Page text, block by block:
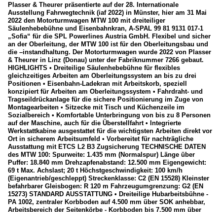
Plasser & Theurer präsentierte auf der 28. Internationale
Ausstellung Fahrwegtechnik (iaf 2022) in Münster, hier am 31 Mai
2022 den Motorturmwagen MTW 100 mit dreiteiliger
Säulenhebebühne und Eisenbahnkran, A-SPAL 99 81 9131 017-1
„Sofia“ für die SPL Powerlines Austria GmbH. Flexibel und sicher
an der Oberleitung, der MTW 100 ist für den Oberleitungsbau und
die –instandhaltung. Der Motorturmwagen wurde 2022 von Plasser
& Theurer in Linz (Donau) unter der Fabriknummer 7266 gebaut.
HIGHLIGHTS • Dreiteilige Säulenhebebühne für flexibles
gleichzeitiges Arbeiten am Oberleitungssystem an bis zu drei
Positionen • Eisenbahn-Ladekran mit Arbeitskorb, speziell
konzipiert für Arbeiten am Oberleitungssystem • Fahrdraht- und
Tragseildrückanlage für die sichere Positionierung im Zuge von
Montagearbeiten • Sitzecke mit Tisch und Küchenzeile im
Sozialbereich • Komfortable Unterbringung von bis zu 8 Personen
auf der Maschine, auch für die Überstellfahrt • Integrierte
Werkstattkabine ausgestattet für die wichtigsten Arbeiten direkt vor
Ort in sicherem Arbeitsumfeld • Vorbereitet für nachträgliche
Ausstattung mit ETCS L2 B3 Zugsicherung TECHNISCHE DATEN
des MTW 100: Spurweite: 1.435 mm (Normalspur) Länge über
Puffer: 18.840 mm Drehzapfenabstand: 12.500 mm Eigengewicht:
69 t Max. Achslast; 20 t Höchstgeschwindigkeit: 100 km/h
(Eigenantrieb/geschleppt) Streckenklasse: C2 (EN 15528) Kleinster
befahrbarer Gleisbogen: R 120 m Fahrzeugumgrenzung: G2 (EN
15273) STANDARD AUSSTATTUNG • Dreiteilige Hubarbeitsbühne -
PA 1002, zentraler Korbboden auf 4.500 mm über SOK anhebbar,
Arbeitsbereich der Seitenkörbe - Korbboden bis 7.500 mm über